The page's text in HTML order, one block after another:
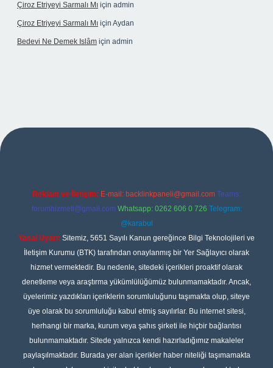
Çiroz Etriyeyi Sarmalı Mı için admin
Çiroz Etriyeyi Sarmalı Mı için Aydan
Bedevi Ne Demek Islâm için admin
Reklam ve İletişim: E-mail: backlinkpaneli@gmail.com Teams:
forumhizmeti@gmail.com Whatsapp: 0262 606 0 726 Telegram:
@karabul
Yasal Uyarı: Sitemiz, 5651 Sayılı Kanun gereğince Bilgi Teknolojileri ve
İletişim Kurumu (BTK) tarafından onaylanmış bir Yer Sağlayıcı olarak
hizmet vermektedir. Bu nedenle, sitedeki içerikleri proaktif olarak
denetleme veya araştırma yükümlülüğümüz bulunmamaktadır. Ancak,
üyelerimiz yazdıkları içeriklerin sorumluluğunu taşımakta olup, siteye
üye olarak bu sorumluluğu kabul etmiş sayılırlar. Bu internet sitesi,
herhangi bir marka, kurum veya şahıs şirketi ile hiçbir bağlantısı
bulunmamaktadır. Sitede yalnızca kendi hazırladığımız makaleler
paylaşılmaktadır. Burada yer alan içerikler haber niteliği taşımamakta